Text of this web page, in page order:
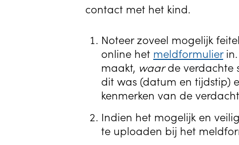
contact met het kind.
Noteer zoveel mogelijk
online het meldformulierin.
maakt, waarde verdachte
dit was (datum en tijdstip)
kenmerken van de
Indien het mogelijk en
te uploaden bij het